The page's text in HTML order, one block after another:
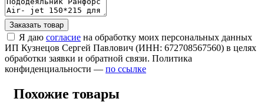
Я даю согласие на обработку моих персональных данных
ИП Кузнецов Сергей Павлович (ИНН: 672708567560) в целях
обработки заявки и обратной связи. Политика
конфиденциальности — по ссылке
Похожие товары